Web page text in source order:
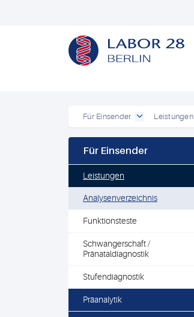
Für Einsender Leistungen
Für Einsender
Leistungen
Analysenverzeichnis
Funktionsteste
Schwangerschaft /
Pränataldiagnostik
Stufendiagnostik
Präanalytik